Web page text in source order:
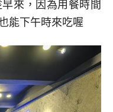
來，因為用餐時間
能下午時來吃喔